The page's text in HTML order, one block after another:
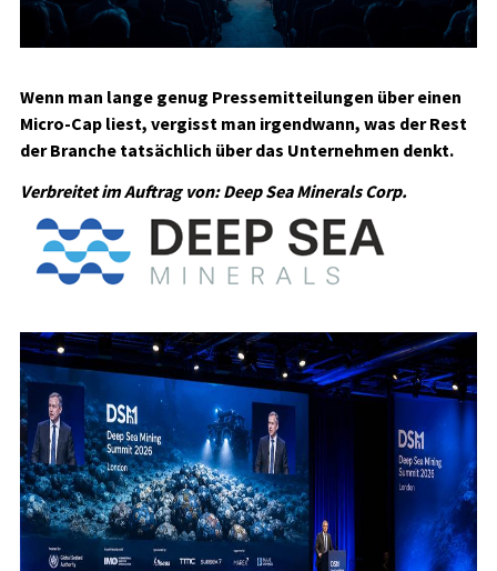
Wenn man lange genug Pressemitteilungen über einen
Micro-Cap liest, vergisst man irgendwann, was der Rest
der Branche tatsächlich über das Unternehmen denkt.
Verbreitet im Auftrag von: Deep Sea Minerals Corp.